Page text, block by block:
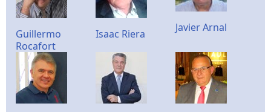
Guillermo
Rocafort
Isaac Riera Javier Arnal